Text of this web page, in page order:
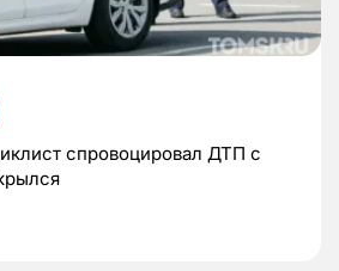
спровоцировал ДТП с